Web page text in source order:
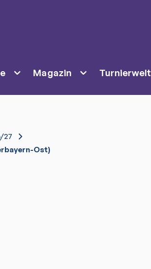
Magazin Turnierwelt
27
Ost)